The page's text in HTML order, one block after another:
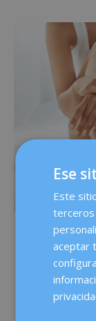
La
nuestro ciclo
Ese
Este
terceros
aceptar